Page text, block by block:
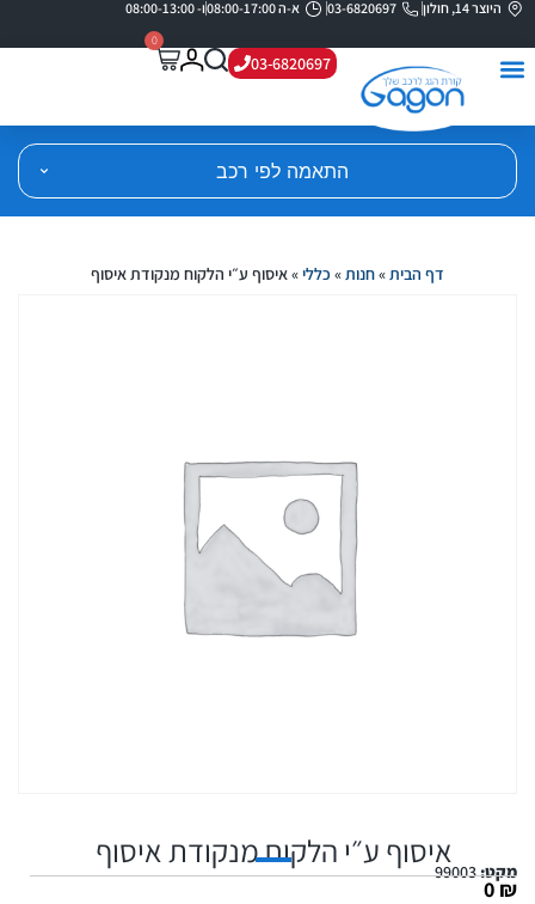
היוצר 14, חולון 03-6820697 א-ה 08:00-17:00 ו- 08:00-13:00
03-6820697
0
התאמה לפי רכב
דף הבית»חנות» כללי»איסוף ע״י הלקוח מנקודת איסוף
איסוף ע״י הלקוח מנקודת איסוף
מקט:99003
0₪